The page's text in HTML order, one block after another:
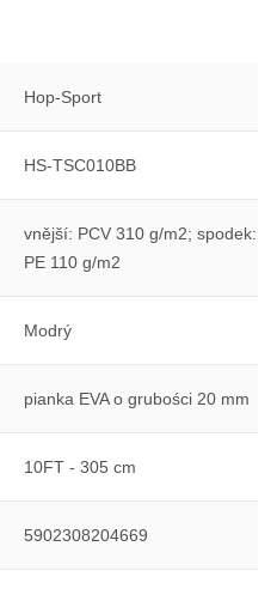
Hop-Sport
HS-TSC010BB
vnější: PCV 310 g/m2; spodek:
PE 110 g/m2
Modrý
pianka EVA o grubości 20 mm
10FT - 305 cm
5902308204669